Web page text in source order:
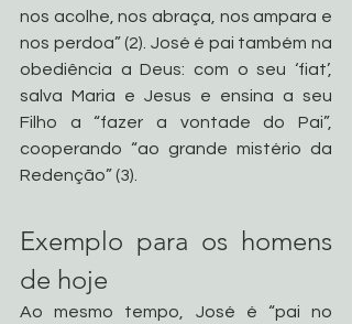
nos acolhe, nos abraça, nos ampara e
nos perdoa” (2). José é pai também na
obediência a Deus: com o seu ‘fiat’,
salva Maria e Jesus e ensina a seu
Filho a “fazer a vontade do Pai”,
cooperando “ao grande mistério da
Redenção” (3).
Exemplo para os homens
de hoje
Ao mesmo tempo, José é “pai no